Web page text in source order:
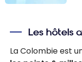
crédit voyages
- Août 2026
Les hôtels
La Colombie est